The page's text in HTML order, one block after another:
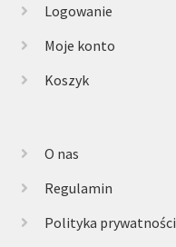
Logowanie
Moje konto
Koszyk
O nas
Regulamin
Polityka prywatności